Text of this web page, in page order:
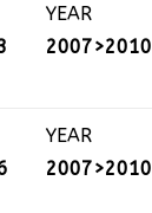
YEAR
2007>2010
YEAR
2007>2010